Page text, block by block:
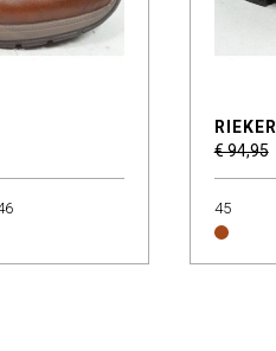
RIEKER
€ 94,95
45